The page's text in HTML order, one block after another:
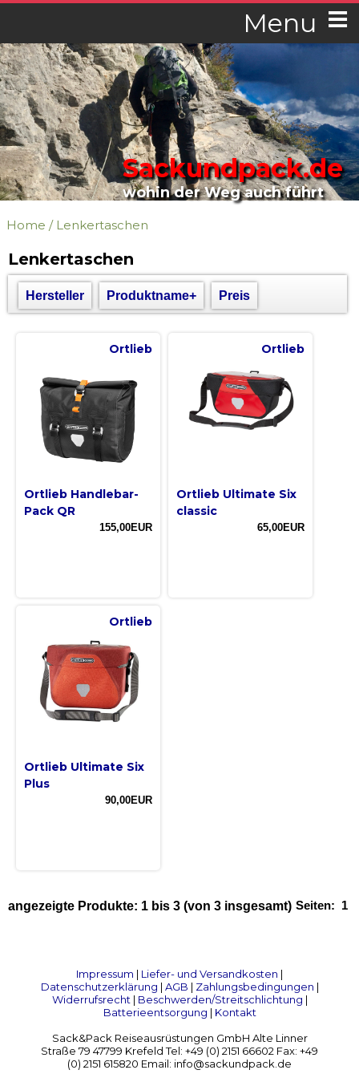
Menu
Sackundpack.de
wohin der Weg auch führt
Home / Lenkertaschen
Lenkertaschen
Hersteller Produktname+ Preis
Ortlieb
Ortlieb Handlebar-
Pack QR
155,00EUR
Ortlieb
Ortlieb Ultimate Six
classic
65,00EUR
Ortlieb
Ortlieb Ultimate Six
Plus
90,00EUR
Seiten: 1
angezeigte Produkte: 1 bis 3 (von 3 insgesamt)
Impressum | Liefer- und Versandkosten |
Datenschutzerklärung | AGB | Zahlungsbedingungen |
Widerrufsrecht| Beschwerden/Streitschlichtung |
Batterieentsorgung | Kontakt
Sack&Pack Reiseausrüstungen GmbH Alte Linner
Straße 79 47799 Krefeld Tel: +49 (0) 2151 66602 Fax: +49
(0) 2151 615820 Email: info@sackundpack.de